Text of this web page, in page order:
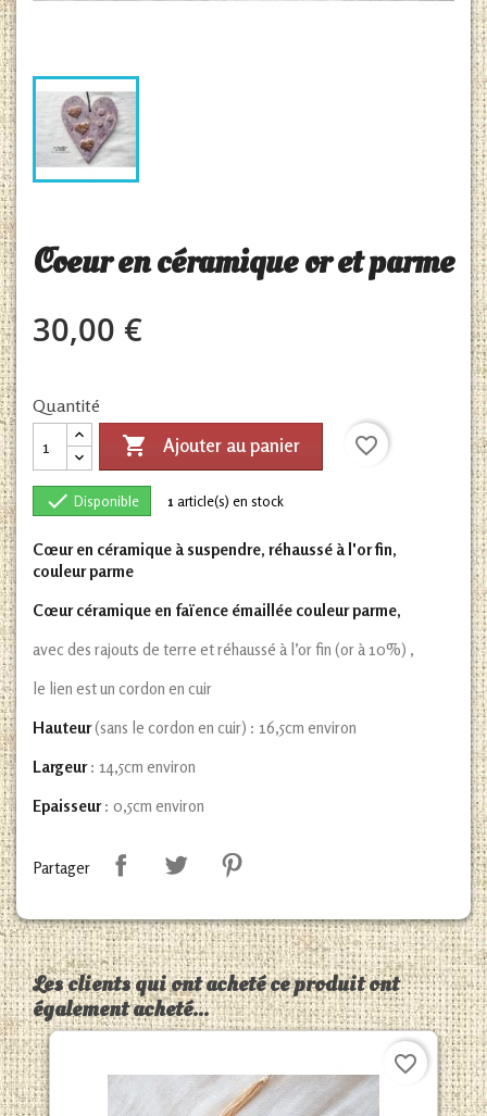
Coeur en céramique or et parme
30,00 €
Quantité
 Ajouter au panier favorite_border
 Disponible 1 article(s) en stock
Cœur en céramique à suspendre, réhaussé à l'or fin,
couleur parme
Cœur céramique en faïence émaillée couleur parme,
avec des rajouts de terre et réhaussé à l’or fin (or à 10%) ,
le lien est un cordon en cuir
Hauteur(sans le cordon en cuir) : 16,5cm environ
Largeur: 14,5cm environ
Epaisseur: 0,5cm environ
Partager
Les clients qui ont acheté ce produit ont
également acheté...
favorite_border